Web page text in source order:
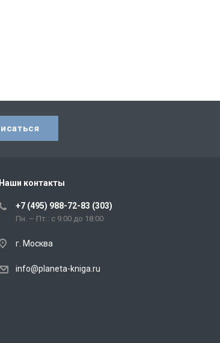
Наши контакты
+7 (495) 988-72-83 (303)
Пн. – Пт.: с 9:00 до 18:00
г. Москва
info@planeta-kniga.ru